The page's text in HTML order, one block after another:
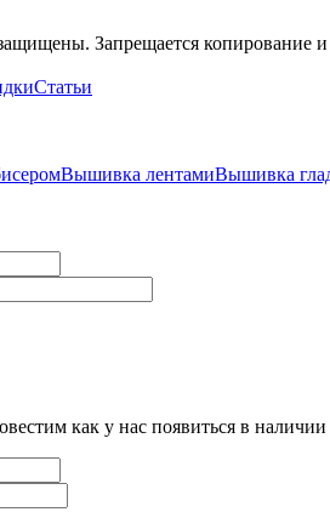
Запрещается копирование и
Статьи
Вышивка лентамиВышивка
как у нас появиться в наличии